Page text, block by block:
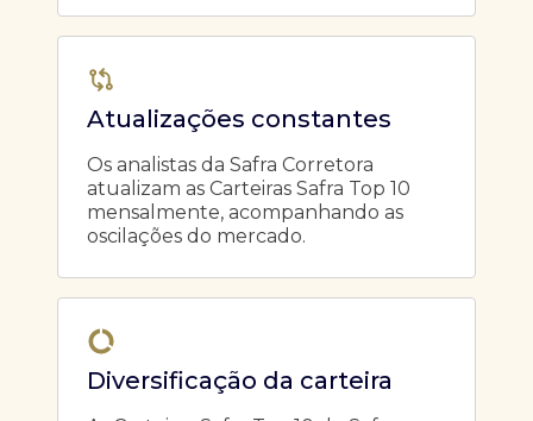
Atualizações constantes
Os analistas da Safra Corretora
atualizam as Carteiras Safra Top 10
mensalmente, acompanhando as
oscilações do mercado.
Diversificação da carteira